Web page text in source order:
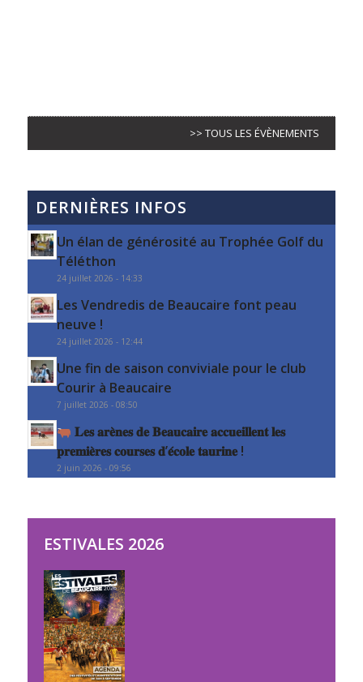
>> TOUS LES ÉVÈNEMENTS
DERNIÈRES INFOS
Un élan de générosité au Trophée Golf du
Téléthon
24 juillet 2026 - 14:33
Les Vendredis de Beaucaire font peau
neuve !
24 juillet 2026 - 12:44
Une fin de saison conviviale pour le club
Courir à Beaucaire
7 juillet 2026 - 08:50
𝐋𝐞𝐬 𝐚𝐫𝐞̀𝐧𝐞𝐬 𝐝𝐞 𝐁𝐞𝐚𝐮𝐜𝐚𝐢𝐫𝐞 𝐚𝐜𝐜𝐮𝐞𝐢𝐥𝐥𝐞𝐧𝐭 𝐥𝐞𝐬
𝐩𝐫𝐞𝐦𝐢𝐞̀𝐫𝐞𝐬 𝐜𝐨𝐮𝐫𝐬𝐞𝐬 𝐝’𝐞́𝐜𝐨𝐥𝐞 𝐭𝐚𝐮𝐫𝐢𝐧𝐞 !
2 juin 2026 - 09:56
ESTIVALES 2026